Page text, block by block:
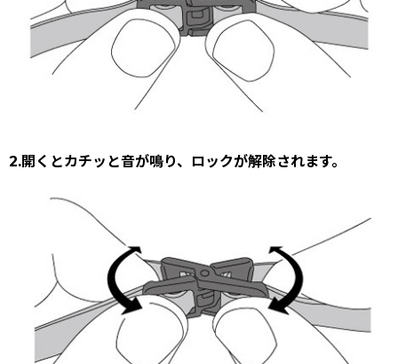
2.開くとカチッと音が鳴り、ロックが解除されます。